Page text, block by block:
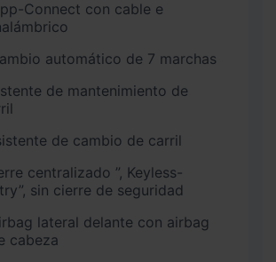
Connect con cable e
automático de 7 marchas
de mantenimiento de
de cambio de carril
centralizado ”, Keyless-
Entry”, sin cierre de seguridad
lateral delante con airbag
cabeza